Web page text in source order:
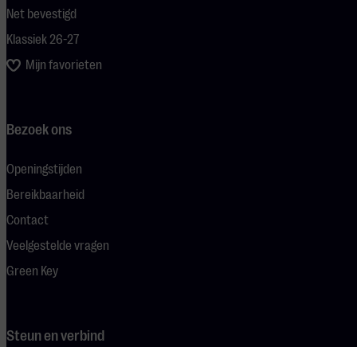
Net bevestigd
Klassiek 26-27
Mijn favorieten
Bezoek ons
Openingstijden
Bereikbaarheid
Contact
Veelgestelde vragen
Green Key
Steun en verbind